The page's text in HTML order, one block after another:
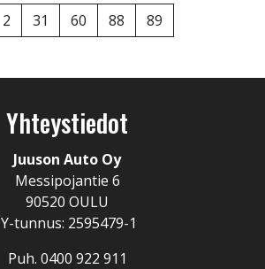
2 31 60 88 89
Yhteystiedot
Juuson Auto Oy
Messipojantie 6
90520 OULU
Y-tunnus: 2595479-1
Puh. 0400 922 911